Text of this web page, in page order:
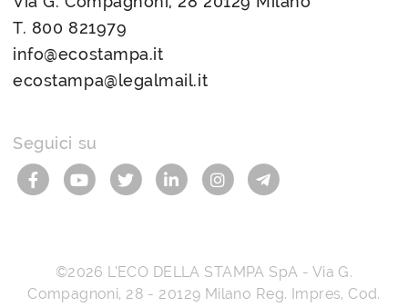
T. 800 821979
info@ecostampa.it
ecostampa@legalmail.it
Seguici su
©2026 L’ECO DELLA STAMPA SpA - Via G.
Compagnoni, 28 - 20129 Milano Reg. Impres, Cod.